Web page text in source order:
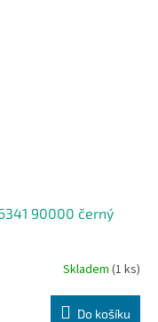
90000 černý
Skladem (1 ks)
Do košíku